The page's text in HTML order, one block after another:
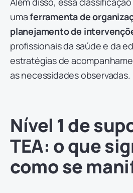
umaferramenta de
planejamento de
profissionais da saúde e da
estratégias de
as necessidades observadas.
Nível 1 de
TEA: o que
como se